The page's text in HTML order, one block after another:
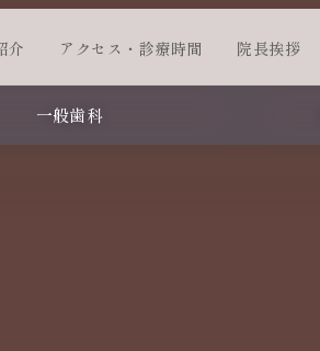
介 アクセス・診療時間 院長挨拶
一般歯科